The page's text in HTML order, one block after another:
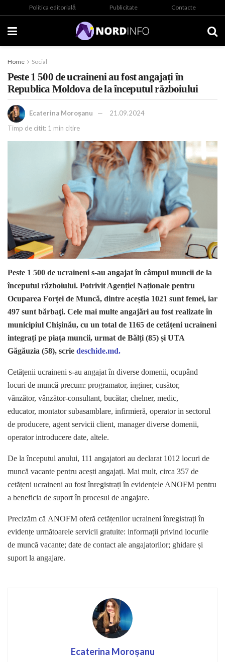
Politica editorială Publicitate Contacte
Home Social
Peste 1 500 de ucraineni au fost angajați în
Republica Moldova de la începutul războiului
Ecaterina Moroșanu
21.09.2024
Timp de citit: 1 min citire
Peste 1 500 de ucraineni s-au angajat în câmpul muncii de la
începutul războiului. Potrivit Agenției Naționale pentru
Ocuparea Forței de Muncă, dintre aceștia 1021 sunt femei, iar
497 sunt bărbaţi. Cele mai multe angajări au fost realizate în
municipiul Chișinău, cu un total de 1165 de cetățeni ucraineni
integrați pe piața muncii, urmat de Bălți (85) și UTA
Găgăuzia (58), scrie deschide.md.
Cetățenii ucraineni s-au angajat în diverse domenii, ocupând
locuri de muncă precum: programator, inginer, cusător,
vânzător, vânzător-consultant, bucătar, chelner, medic,
educator, montator subasamblare, infirmieră, operator in sectorul
de producere, agent servicii client, manager diverse domenii,
operator introducere date, altele.
De la începutul anului, 111 angajatori au declarat 1012 locuri de
muncă vacante pentru acești angajați. Mai mult, circa 357 de
cetățeni ucraineni au fost înregistrați în evidențele ANOFM pentru
a beneficia de suport în procesul de angajare.
Precizăm că ANOFM oferă cetățenilor ucraineni înregistrați în
evidențe următoarele servicii gratuite: informații privind locurile
de muncă vacante; date de contact ale angajatorilor; ghidare și
suport la angajare.
Ecaterina Moroșanu